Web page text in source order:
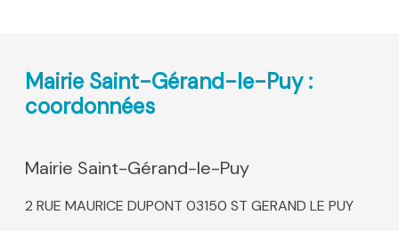
Mairie Saint-Gérand-le-Puy :
coordonnées
Mairie Saint-Gérand-le-Puy
2 RUE MAURICE DUPONT 03150 ST GERAND LE PUY